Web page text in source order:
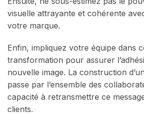
visuelle attrayante et cohérente
votre marque.
Enfin, impliquez votre équipe dans
transformation pour assurer
nouvelle image. La construction
passe par l’ensemble des
capacité à retransmettre ce
clients.